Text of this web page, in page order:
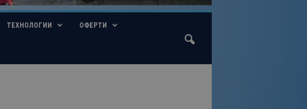
ТЕХНОЛОГИИ ОФЕРТИ